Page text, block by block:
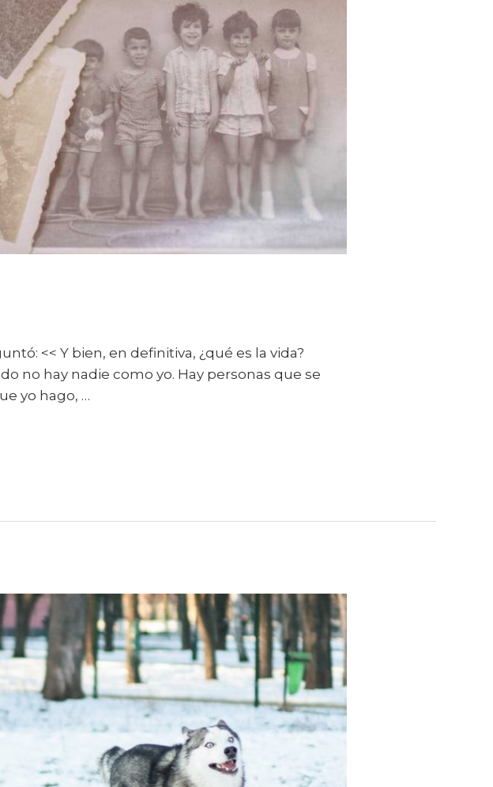
<< Y bien, en definitiva, ¿qué es la vida?
no hay nadie como yo. Hay personas que se
yo hago, …